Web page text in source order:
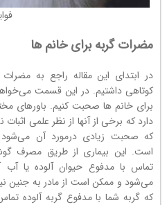
مضرات گربه برای خانم ها
در ابتدای این مقاله راجع به
کوتاهی داشتیم. در این قسمت
برای خانم ها صحبت کنیم. باورهای
دارد که برخی از آنها از نظر علمی
که صحبت زیادی درمورد آن می‌شود
است. این بیماری از طریق مصرف
تماس با مدفوع حیوان آلوده یا آب
می‌شود و ممکن است از مادر به جنین
که گربه شما با مدفوع گربه آلوده